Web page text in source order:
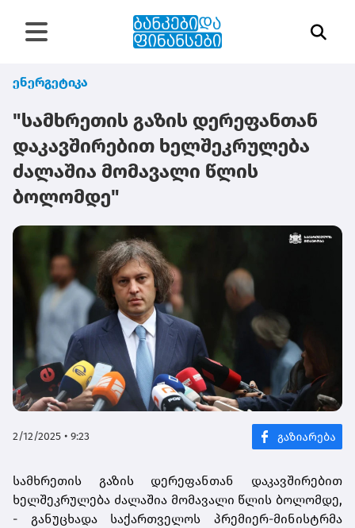
ენერგეტიკა
"სამხრეთის გაზის დერეფანთან
დაკავშირებით ხელშეკრულება
ძალაშია მომავალი წლის
ბოლომდე"
2/12/2025 • 9:23
სამხრეთის გაზის დერეფანთან დაკავშირებით
ხელშეკრულება ძალაშია მომავალი წლის ბოლომდე,
- განუცხადა საქართველოს პრემიერ-მინისტრმა